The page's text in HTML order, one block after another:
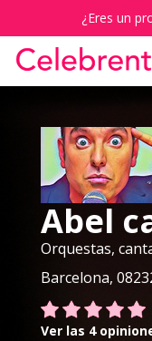
¿Eres un
Abel
Orquestas,
Barcelona,
Ver las 4